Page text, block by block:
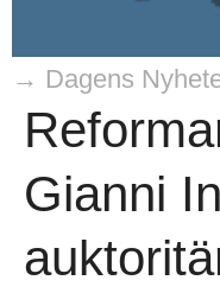
→ Dagens
Gianni